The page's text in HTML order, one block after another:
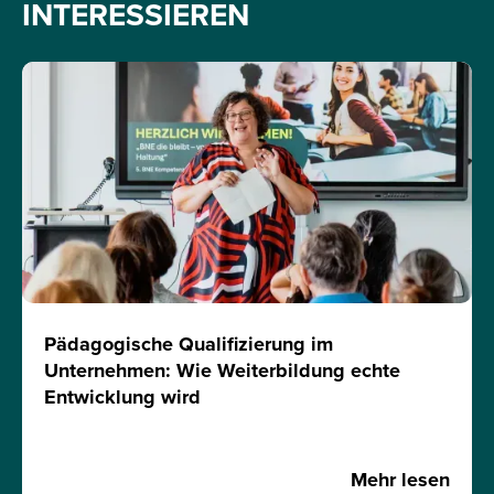
INTERESSIEREN
Pädagogische Qualifizierung im
Unternehmen: Wie Weiterbildung echte
Entwicklung wird
Mehr lesen